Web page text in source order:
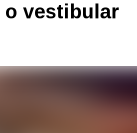
o vestibular